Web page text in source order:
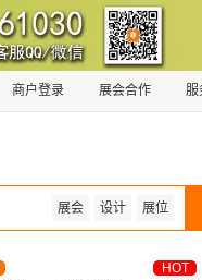
商户登录 展会合作 服
展位
设计
展会
HOT